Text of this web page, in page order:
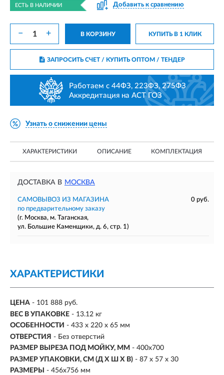
ЕСТЬ В НАЛИЧИИ Добавить к сравнению
− + В КОРЗИНУ КУПИТЬ В 1 КЛИК
ЗАПРОСИТЬ СЧЕТ / КУПИТЬ ОПТОМ/ ТЕНДЕР
Работаем с 44ФЗ, 223ФЗ, 275ФЗ
Аккредитация на АСТ ГОЗ
Узнать о снижении цены
ХАРАКТЕРИСТИКИ ОПИСАНИЕ КОМПЛЕКТАЦИЯ
ДОСТАВКА В МОСКВА
САМОВЫВОЗ ИЗ МАГАЗИНА
0 руб.
по предварительному заказу
(г. Москва, м. Таганская,
ул. Большие Каменщики, д. 6, стр. 1)
ХАРАКТЕРИСТИКИ
ЦЕНА - 101 888 руб.
ВЕС В УПАКОВКЕ - 13.12 кг
ОСОБЕННОСТИ - 433 x 220 x 65 мм
ОТВЕРСТИЯ - Без отверстий
РАЗМЕР ВЫРЕЗА ПОД МОЙКУ, ММ - 400x700
РАЗМЕР УПАКОВКИ, СМ (Д Х Ш Х В) - 87 х 57 х 30
РАЗМЕРЫ
- 456x756 мм